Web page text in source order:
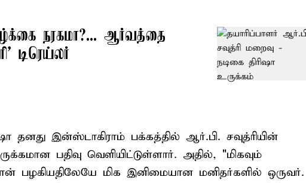
நரகமா?... ஆர்வத்தை
டிரெய்லர்
தனது இன்ஸ்டாகிராம் பக்கத்தில் ஆர்.பி. சவுத்ரியின்
பதிவு வெளியிட்டுள்ளார். அதில், "மிகவும்
பழகியதிலேயே மிக இனிமையான மனிதர்களில் ஒருவர்.